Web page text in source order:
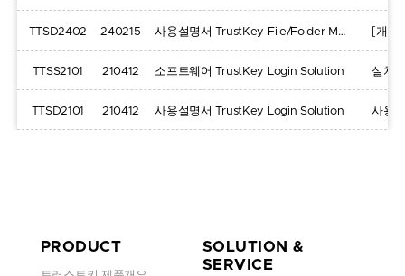
TTSD2402 240215 사용설명서 TrustKey File/Folder Manager [개인
TTSS2101 210412 소프트웨어 TrustKey Login Solution 설치
TTSD2101 210412 사용설명서 TrustKey Login Solution 사용
PRODUCT
SOLUTION &
SERVICE